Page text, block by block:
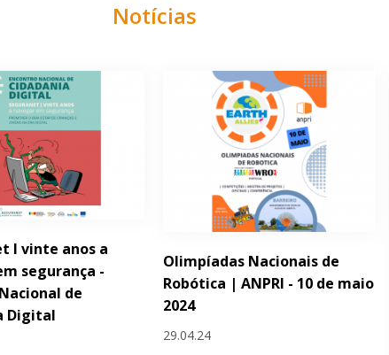
Notícias
I vinte anos a
segurança -
de
Digital
Olimpíadas Nacionais de
Robótica | ANPRI - 10 de maio
2024
29.04.24